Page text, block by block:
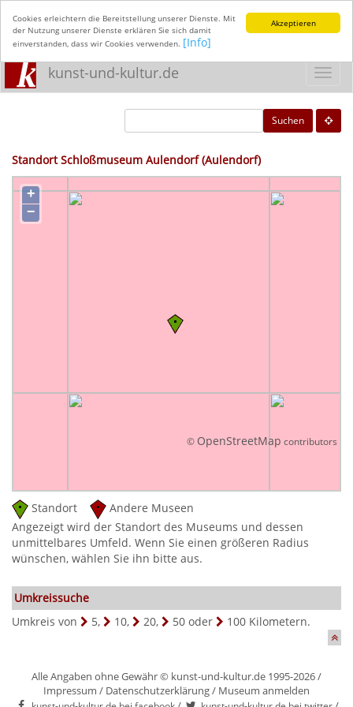
Akzeptieren
Cookies erleichtern die Bereitstellung unserer Dienste. Mit
der Nutzung unserer Dienste erklären Sie sich damit
einverstanden, dass wir Cookies verwenden. [Info]
kunst-und-kultur.de
Suchen
Standort Schloßmuseum Aulendorf (Aulendorf)
+
−
© OpenStreetMap contributors
Standort
Andere Museen
Angezeigt wird der Standort des Museums und dessen
unmittelbares Umfeld. Wenn Sie einen größeren Radius
wünschen, wählen Sie ihn bitte aus.
Umkreissuche
Umkreis von
5, 10, 20, 50 oder 100 Kilometern.
Alle Angaben ohne Gewähr © kunst-und-kultur.de 1995-2026 /
Impressum / Datenschutzerklärung/ Museum anmelden